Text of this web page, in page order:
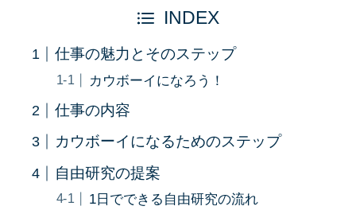
INDEX
仕事の魅力とそのステップ
カウボーイになろう！
仕事の内容
カウボーイになるためのステップ
自由研究の提案
1日でできる自由研究の流れ